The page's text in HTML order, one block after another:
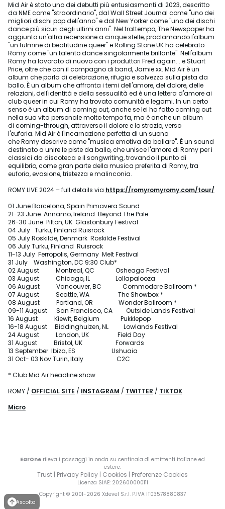
Mid Air è stato uno dei debutti più entusiasmanti di 2023, descritto
da NME come "straordinario", dal Wall Street Journal come "uno dei
migliori dischi pop dell'anno" e dal New Yorker come "uno dei dischi
dance più sicuri degli ultimi anni". Nel frattempo, The Newspaper ha
aggiunto un'altra recensione a cinque stelle, proclamando l'album
"un fulmine di beatitudine queer" e Rolling Stone UK ha celebrato
Romy come "un talento dance singolarmente brillante". Nell'album
Romy ha lavorato di nuovo con i produttori Fred again... e Stuart
Price, oltre che con il compagno di band, Jamie xx. Mid Air è un
album che parla di celebrazione, rifugio e salvezza sulla pista da
ballo. È un album che affronta i temi dell'amore, del dolore, delle
relazioni, dell'identità e della sessualità ed è una lettera d'amore ai
club queer in cui Romy ha trovato comunità e legami. In un certo
senso è un album di coming out, anche se lei ha fatto coming out
nella sua vita personale molto tempo fa, ma è anche un album
di coming-through, attraverso il dolore e lo strazio, verso
l'euforia. Mid Air è l'incarnazione perfetta di un suono
che Romy descrive come "musica emotiva da ballare". È un sound
destinato a unire le piste da ballo, che unisce l'amore di Romy per i
classici da discoteca e il songwriting, trovando il punto di
equilibrio, come gran parte della musica preferita di Romy, tra
euforia, evasione, tristezza e malinconia.
ROMY LIVE 2024 – full details via https://romyromyromy.com/tour/
01 June Barcelona, Spain Primavera Sound
21-23 June Annamo, Ireland Beyond The Pale
26-30 June Pilton, UK Glastonbury Festival
04 July Turku, Finland Ruisrock
05 July Roskilde, Denmark Roskilde Festival
06 July Turku, Finland Ruisrock
11-13 July Ferropolis, Germany Melt Festival
31 July Washington, DC 9:30 Club*
02 August Montreal, QC Osheaga Festival
03 August Chicago, IL Lollapalooza
06 August Vancouver, BC Commodore Ballroom *
07 August Seattle, WA The Showbox *
08 August Portland, OR Wonder Ballroom *
09-11 August San Francisco, CA Outside Lands Festival
16 August Kiewit, Belgium Pukklepop
16-18 August Biddinghuizen, NL Lowlands Festival
24 August London, UK Field Day
31 August Bristol, UK Forwards
13 September Ibiza, ES Ushuaia
31 Oct- 03 Nov Turin, Italy C2C
* Club Mid Air headline show
ROMY / OFFICIAL SITE / INSTAGRAM / TWITTER / TIKTOK
Micro
EarOne rileva i passaggi in onda su centinaia di emittenti italiane ed
estere.
Trust | Privacy Policy | Cookies | Preferenze Cookies
Licenza SIAE: 202600000111
Copyright © 2001-2026 Xdevel S.r.l. P.IVA IT03578880837
Ascolta